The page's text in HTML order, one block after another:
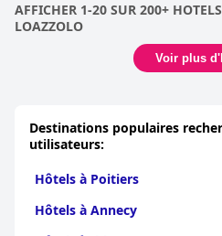
AFFICHER 1-20 SUR 200+
LOAZZOLO
Voir plus
Destinations populaires
utilisateurs:
Hôtels à Poitiers
Hôtels à Annecy